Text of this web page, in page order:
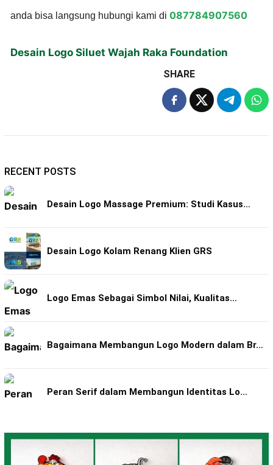
anda bisa langsung hubungi kami di 087784907560
Desain Logo Siluet Wajah Raka Foundation
SHARE
RECENT POSTS
Desain Logo Massage Premium: Studi Kasus…
Desain Logo Kolam Renang Klien GRS
Logo Emas Sebagai Simbol Nilai, Kualitas…
Bagaimana Membangun Logo Modern dalam Br…
Peran Serif dalam Membangun Identitas Lo…